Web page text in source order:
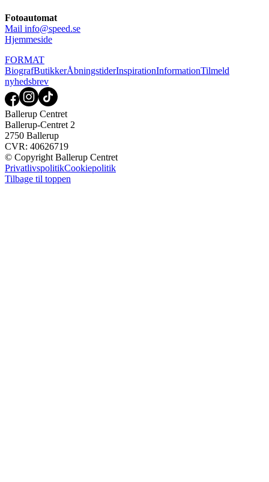
Fotoautomat
Mail info@speed.se
Hjemmeside
FORMAT
BiografButikkerÅbningstiderInspirationInformationTilmeld
nyhedsbrev
Ballerup Centret
Ballerup-Centret 2
2750 Ballerup
CVR: 40626719
© Copyright Ballerup Centret
PrivatlivspolitikCookiepolitik
Tilbage til toppen